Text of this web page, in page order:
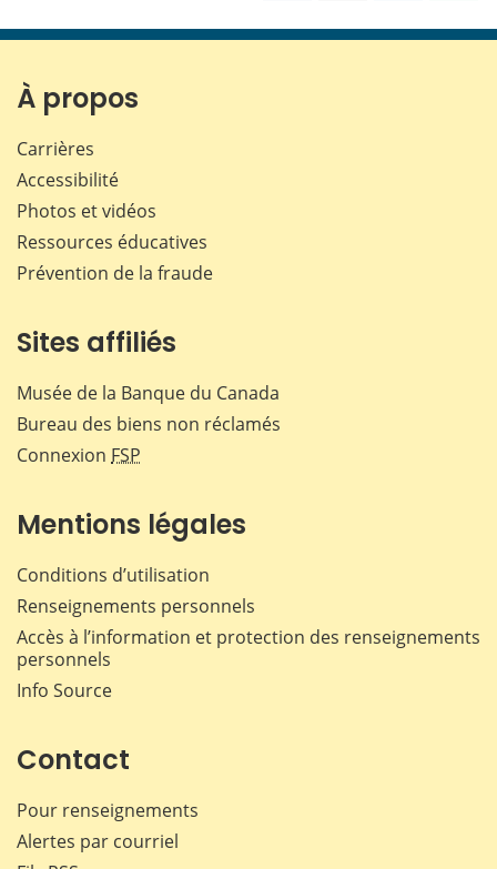
page page page page
À propos
Carrières
Accessibilité
Photos et vidéos
Ressources éducatives
Prévention de la fraude
Sites affiliés
Musée de la Banque du Canada
Bureau des biens non réclamés
Connexion FSP
Mentions légales
Conditions d’utilisation
Renseignements personnels
Accès à l’information et protection des renseignements
personnels
Info Source
Contact
Pour renseignements
Alertes par courriel